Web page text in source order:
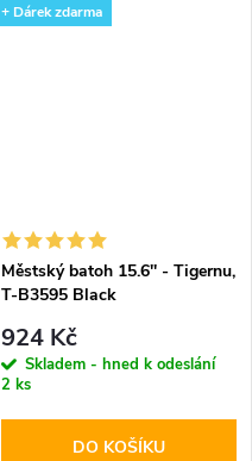
+ Dárek zdarma
Městský batoh 15.6'' - Tigernu,
T-B3595 Black
924 Kč
Skladem - hned k odeslání
2 ks
DO KOŠÍKU